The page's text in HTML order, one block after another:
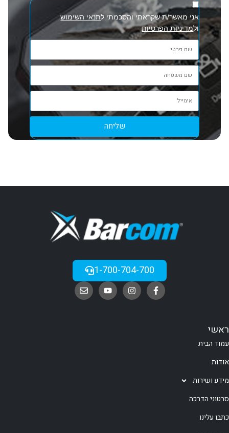
אני מאשר/ת שקראתי והסכמתי לתנאי השימוש
ולמדיניות הפרטיות
שליחה
1-700-704-700
ראשי
עמוד הבית
אודות
מידע ושירות
סרטוני הדרכה
כתבו עלינו